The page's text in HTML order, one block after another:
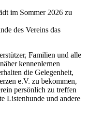
im Sommer 2026 zu
des Vereins das
Familien und alle
kennenlernen
die Gelegenheit,
e.V. zu bekommen,
persönlich zu treffen
Listenhunde und andere